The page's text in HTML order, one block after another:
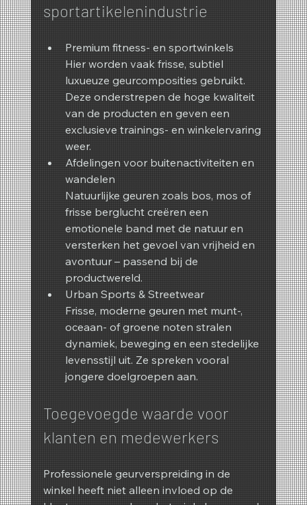
sportartikelenindustrie
Premium fitness- en sportwinkels
Hier worden vaak frisse, subtiel
luxueuze geurcomposities gebruikt.
Deze onderstrepen de hoge kwaliteit
van de producten en geven een
exclusieve trainings- en winkelervaring
weer.
Afdelingen voor buitenactiviteiten en
wandelen
Natuurlijke geuren zoals bos, mos of
frisse berglucht creëren een
emotionele band met de natuur en
versterken het gevoel van vrijheid en
avontuur – passend bij de
productwereld.
Urban Sports & Streetwear
Frisse, moderne geuren met munt-,
oceaan- of groene noten stralen
dynamiek, beweging en een stedelijke
levensstijl uit. Ze spreken vooral
jongere doelgroepen aan.
Toegevoegde waarde voor
klanten en medewerkers
Professionele geurverspreiding in de
winkel heeft niet alleen invloed op de